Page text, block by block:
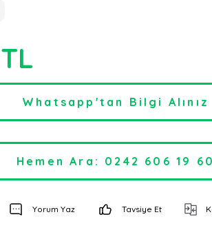
Whatsapp'tan Bilgi Alınız
Hemen Ara: 0242 606 19 60
Yorum Yaz Tavsiye Et